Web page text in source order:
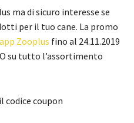
ma di sicuro interesse se
per il tuo cane. La promo
Zooplus fino al 24.11.2019
su tutto l’assortimento
codice coupon